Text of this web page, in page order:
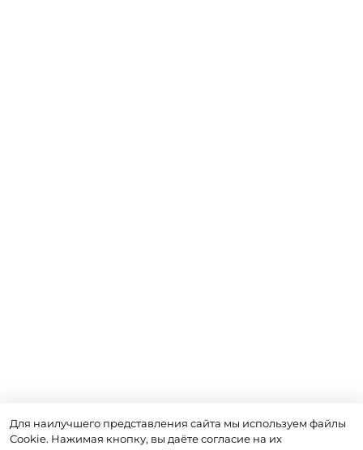
Для наилучшего представления сайта мы используем файлы
Cookie. Нажимая кнопку, вы даёте согласие на их